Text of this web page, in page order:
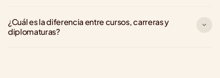
¿Cuál es la diferencia entre cursos, carreras y
diplomaturas?